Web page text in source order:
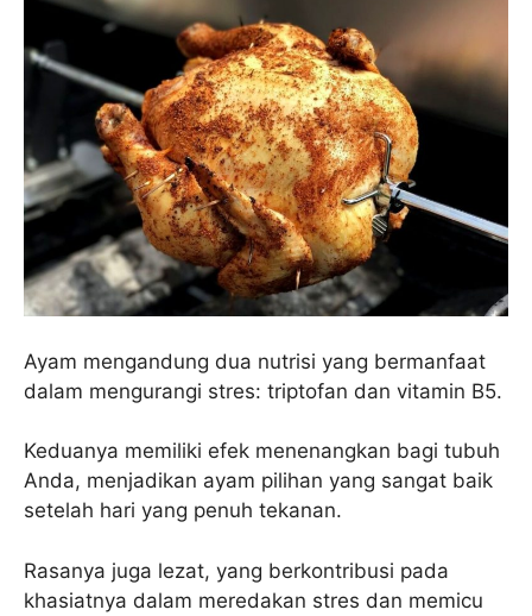
Ayam mengandung dua nutrisi yang bermanfaat
dalam mengurangi stres: triptofan dan vitamin B5.
Keduanya memiliki efek menenangkan bagi tubuh
Anda, menjadikan ayam pilihan yang sangat baik
setelah hari yang penuh tekanan.
Rasanya juga lezat, yang berkontribusi pada
khasiatnya dalam meredakan stres dan memicu